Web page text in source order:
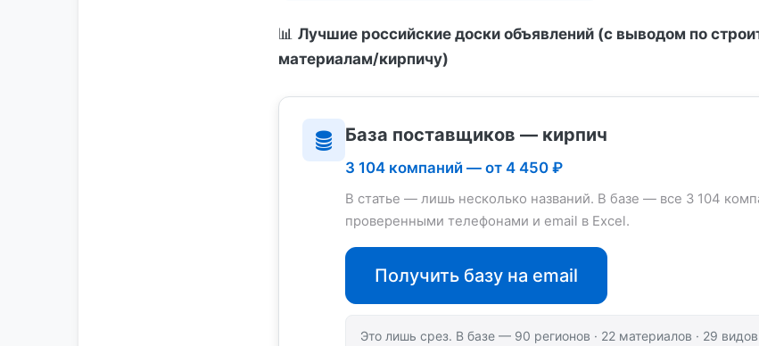
📊 Лучшие российские доски объявлений (с выводом по
материалам/кирпичу)
База поставщиков — кирпич
3 104 компаний — от 4 450 ₽
В статье — лишь несколько названий. В базе — все 3 104
проверенными телефонами и email в Excel.
Получить базу на email
Это лишь срез. В базе — 90 регионов · 22 материалов · 29